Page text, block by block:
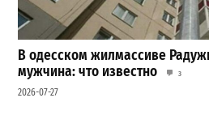
В одесском жилмассиве
мужчина: что известно
3
2026-07-27